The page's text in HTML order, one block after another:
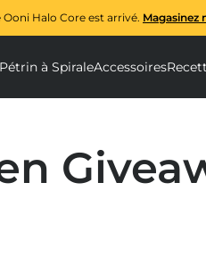
Halo Core est arrivé. Magasinez
Pizza Ovens submenu
Pétrin à Spirale Pétrin à
Accessoires